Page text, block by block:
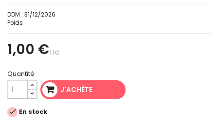
DDM : 31/12/2026
Poids :
1,00 €TTC
Quantité
J'ACHÈTE
 En stock